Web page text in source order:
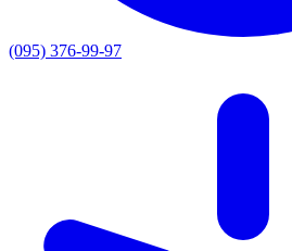
(095) 376-99-97